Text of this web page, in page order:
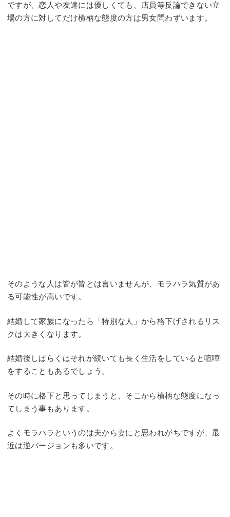
ですが、恋人や友達には優しくても、店員等反論できない立
場の方に対してだけ横柄な態度の方は男女問わずいます。
そのような人は皆が皆とは言いませんが、モラハラ気質があ
る可能性が高いです。
結婚して家族になったら「特別な人」から格下げされるリス
クは大きくなります。
結婚後しばらくはそれが続いても長く生活をしていると喧嘩
をすることもあるでしょう。
その時に格下と思ってしまうと、そこから横柄な態度になっ
てしまう事もあります。
よくモラハラというのは夫から妻にと思われがちですが、最
近は逆バージョンも多いです。